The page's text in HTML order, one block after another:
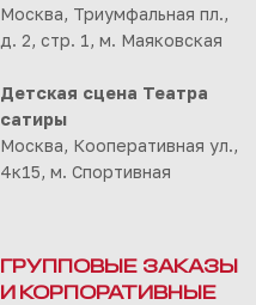
Москва, Триумфальная пл.,
д. 2, стр. 1, м. Маяковская
Детская сцена Театра
сатиры
Москва, Кооперативная ул.,
4к15, м. Спортивная
ГРУППОВЫЕ ЗАКАЗЫ
И КОРПОРАТИВНЫЕ